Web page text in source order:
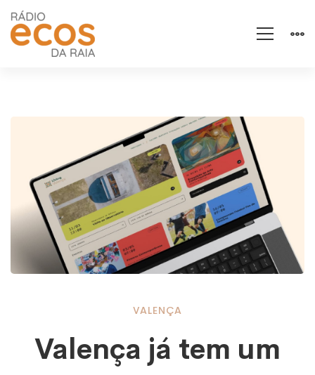
ValençaVALENÇA
Valença já tem um